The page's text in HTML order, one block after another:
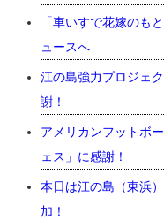
「車いすで花嫁のも
ュースへ
江の島強力プロジェ
謝！
アメリカンフットボ
ェス」に感謝！
本日は江の島（東浜
加！